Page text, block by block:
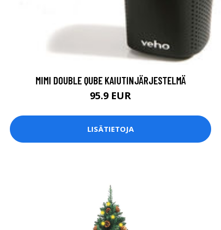
MIMI DOUBLE QUBE KAIUTINJÄRJESTELMÄ
95.9 EUR
LISÄTIETOJA